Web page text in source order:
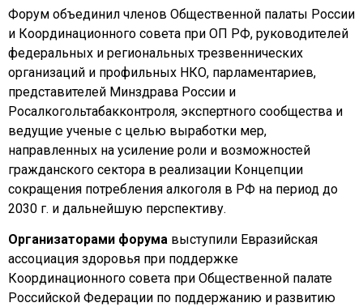
Форум объединил членов Общественной палаты России
и Координационного совета при ОП РФ, руководителей
федеральных и региональных трезвеннических
организаций и профильных НКО, парламентариев,
представителей Минздрава России и
Росалкогольтабакконтроля, экспертного сообщества и
ведущие ученые с целью выработки мер,
направленных на усиление роли и возможностей
гражданского сектора в реализации Концепции
сокращения потребления алкоголя в РФ на период до
2030 г. и дальнейшую перспективу.
Организаторами форума выступили Евразийская
ассоциация здоровья при поддержке
Координационного совета при Общественной палате
Российской Федерации по поддержанию и развитию